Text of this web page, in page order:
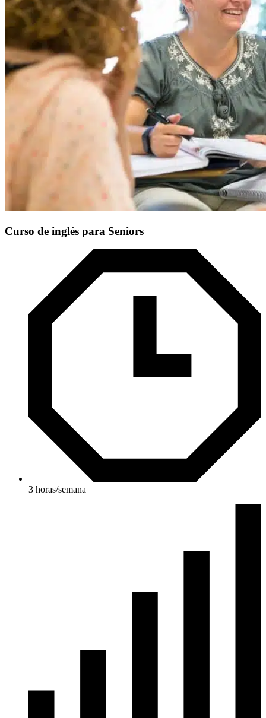
Curso de inglés para Seniors
3 horas/semana